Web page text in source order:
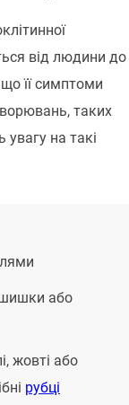
від людини до
її симптоми
таких
увагу на такі
або
жовті або
рубці